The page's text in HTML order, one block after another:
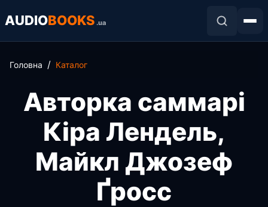
AUDIOBOOKS .ua
Головна Каталог
Авторка саммарі
Кіра Лендель,
Майкл Джозеф
Ґросс